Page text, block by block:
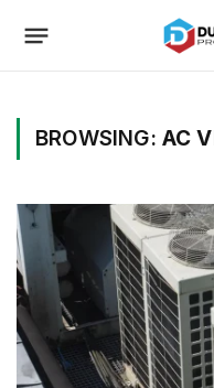
BROWSING: AC